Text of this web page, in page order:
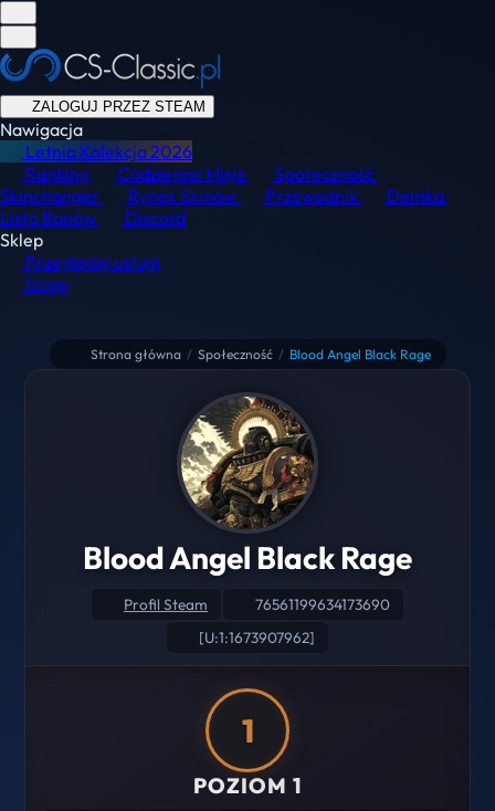
ZALOGUJ PRZEZ STEAM
Nawigacja
Letnia Kolekcja2026
Ranking
Codzienne Misje
Społeczność
Skinchanger
Rynek Skinów Przewodnik
Demka
Lista Banów
Discord
Sklep
Przeglądaj usługi
Sklep
Strona główna / Społeczność / Blood Angel Black Rage
Blood Angel Black Rage
Profil Steam
76561199634173690
[U:1:1673907962]
1
POZIOM 1